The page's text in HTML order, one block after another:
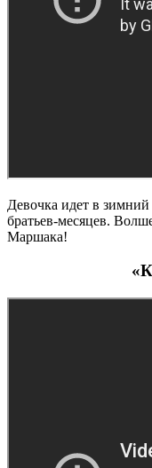
Девочка идет в зимний
братьев-месяцев.
Маршака!